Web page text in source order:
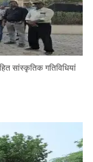
सांस्कृतिक गतिविधियां